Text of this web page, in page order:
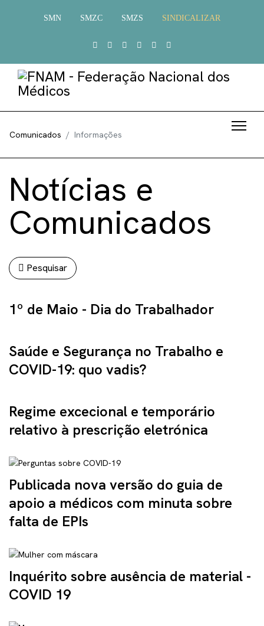
SMN SMZC SMZS SINDICALIZAR
Comunicados Informações
Notícias e
Comunicados
Pesquisar
1º de Maio - Dia do Trabalhador
Saúde e Segurança no Trabalho e
COVID-19: quo vadis?
Regime excecional e temporário
relativo à prescrição eletrónica
Publicada nova versão do guia de
apoio a médicos com minuta sobre
falta de EPIs
Inquérito sobre ausência de material -
COVID 19